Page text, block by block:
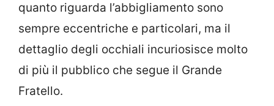
quanto riguarda l’abbigliamento sono
sempre eccentriche e particolari, ma il
dettaglio degli occhiali incuriosisce molto
di più il pubblico che segue il Grande
Fratello.